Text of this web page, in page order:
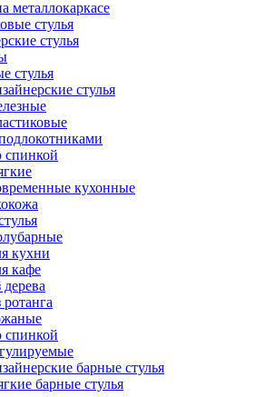
металлокаркасе
стулья
стулья
стулья
стулья
спинкой
кухонные
кухни
кафе
спинкой
барные стулья
барные стулья